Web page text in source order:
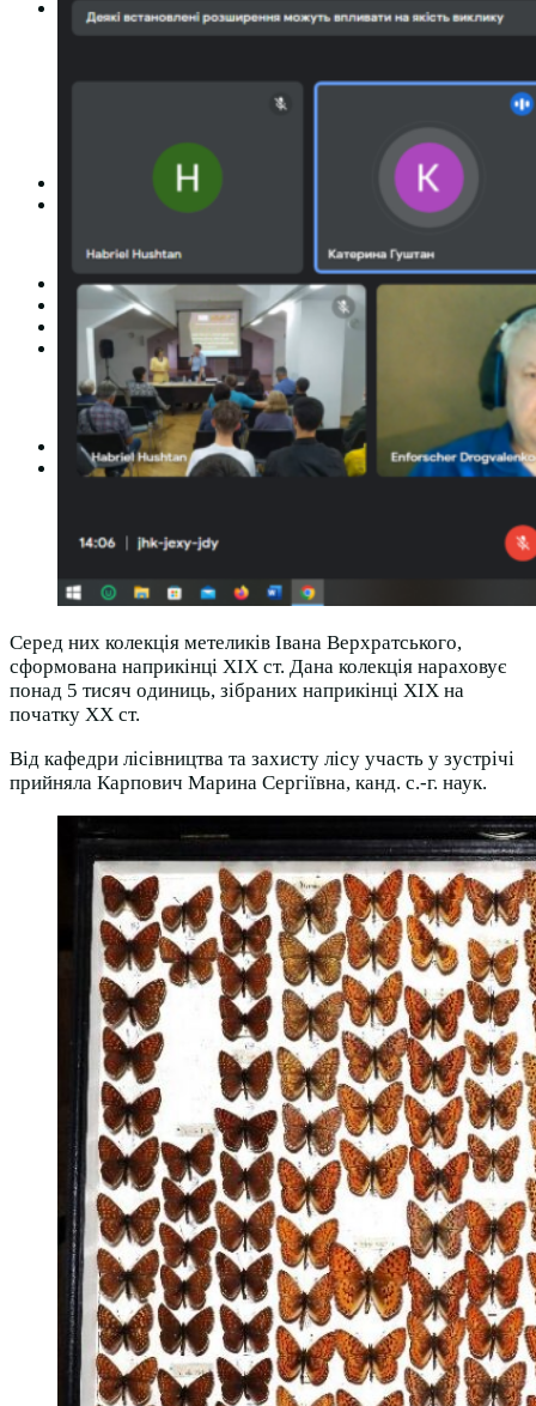
Студентам
Денна форма навчання
Документація. Карантин
Документація. Воєнний стан
Центр дуальної освіти
Неформальна та інформальна освіта
Міжнародне співробітництво
Міжнародне співробітництво для викладачів
Угоди та договори
Вісник
Контакти
Публічність
Кваліфікаційний центр МФК
Нормативно-правова база
Форма заяви здобувача
Перелік професій
Професійні стандарти
Майстри сервісних центрів
Про формальну, неформальну та інформальну освіту
Серед них колекція метеликів Івана Верхратського,
сформована наприкінці ХІХ ст. Дана колекція нараховує
понад 5 тисяч одиниць, зібраних наприкінці ХІХ на
початку ХХ ст.
Від кафедри лісівництва та захисту лісу участь у зустрічі
прийняла Карпович Марина Сергіївна, канд. с.-г. наук.